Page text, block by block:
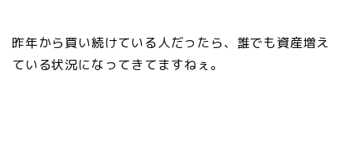
昨年から買い続けている人だったら、誰でも資産増え
ている状況になってきてますねぇ。